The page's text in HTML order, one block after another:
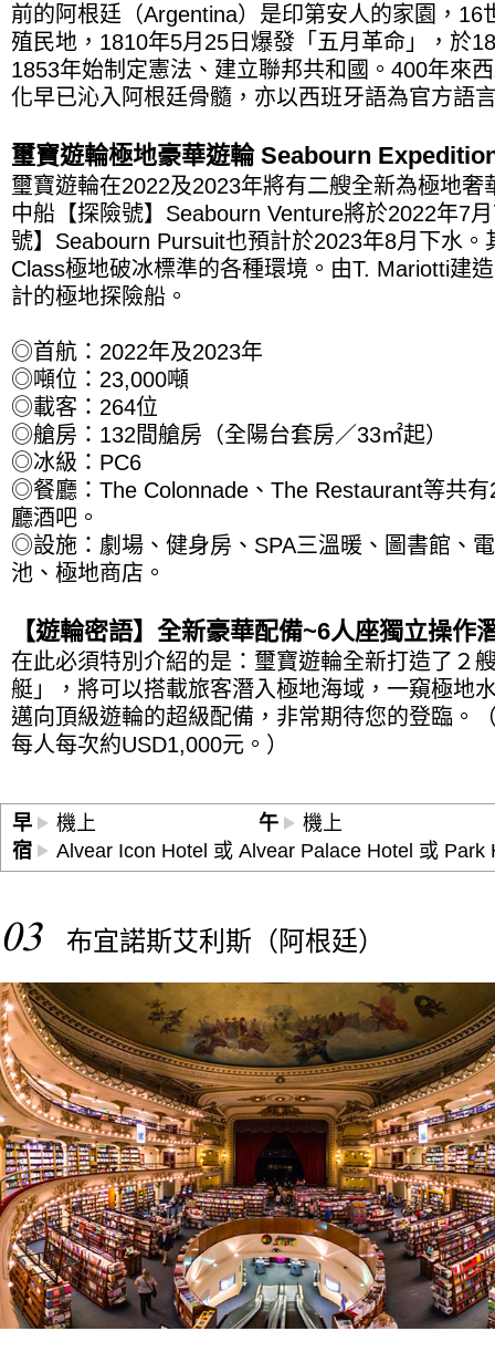
前的阿根廷（Argentina）是印第安人的家園，16
殖民地，1810年5月25日爆發「五月革命」，於
1853年始制定憲法、建立聯邦共和國。400年來
化早已沁入阿根廷骨髓，亦以西班牙語為官方語
璽寶遊輪極地豪華遊輪 Seabourn
璽寶遊輪在2022及2023年將有二艘全新為極地
中船【探險號】Seabourn Venture將於2022年7
號】Seabourn Pursuit也預計於2023年8月下水
Class極地破冰標準的各種環境。由T. Mariotti建
計的極地探險船。
◎首航：2022年及2023年
◎噸位：23,000噸
◎載客：264位
◎艙房：132間艙房（全陽台套房／33㎡起）
◎冰級：PC6
◎餐廳：The Colonnade、The Restaurant等共
廳酒吧。
◎設施：劇場、健身房、SPA三溫暖、圖書館、
池、極地商店。
【遊輪密語】全新豪華配備~6人座獨立操作
在此必須特別介紹的是：璽寶遊輪全新打造了２
艇」，將可以搭載旅客潛入極地海域，一窺極地
邁向頂級遊輪的超級配備，非常期待您的登臨。
每人每次約USD1,000元。）
早 機上 午
機上
宿
Alvear Icon Hotel 或 Alvear Palace Hotel 或 Park
03 布宜諾斯艾利斯（阿根廷）